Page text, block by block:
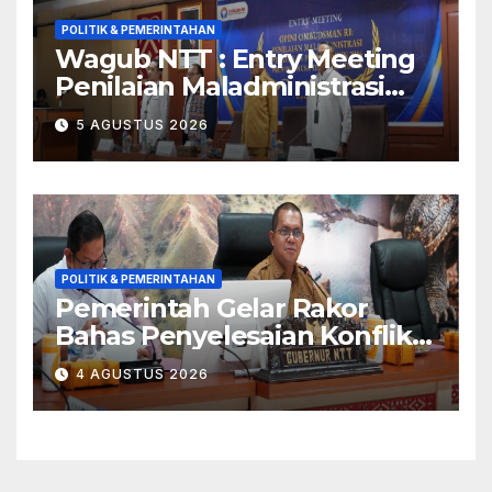
POLITIK & PEMERINTAHAN
Wagub NTT : Entry Meeting
Penilaian Maladministrasi
Penyelenggaraan Pelayanan
Publik Tahun 2026 Jadi
Momentum Perbaikan
Kualitas Layanan
5 AGUSTUS 2026
POLITIK & PEMERINTAHAN
Pemerintah Gelar Rakor
Bahas Penyelesaian Konflik
Adonara
4 AGUSTUS 2026